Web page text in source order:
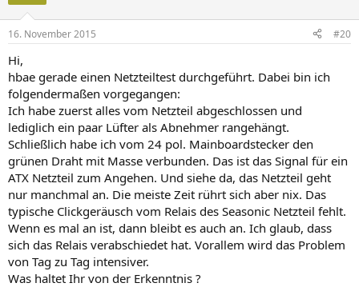
16. November 2015 #20
Hi,
hbae gerade einen Netzteiltest durchgeführt. Dabei bin ich
folgendermaßen vorgegangen:
Ich habe zuerst alles vom Netzteil abgeschlossen und
lediglich ein paar Lüfter als Abnehmer rangehängt.
Schließlich habe ich vom 24 pol. Mainboardstecker den
grünen Draht mit Masse verbunden. Das ist das Signal für ein
ATX Netzteil zum Angehen. Und siehe da, das Netzteil geht
nur manchmal an. Die meiste Zeit rührt sich aber nix. Das
typische Clickgeräusch vom Relais des Seasonic Netzteil fehlt.
Wenn es mal an ist, dann bleibt es auch an. Ich glaub, dass
sich das Relais verabschiedet hat. Vorallem wird das Problem
von Tag zu Tag intensiver.
Was haltet Ihr von der Erkenntnis ?